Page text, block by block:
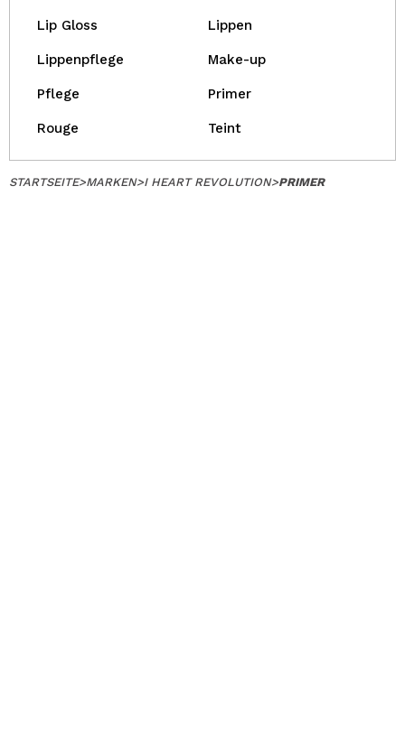
Lip Gloss Lippen
Lippenpflege Make-up
Pflege Primer
Rouge Teint
STARTSEITE>MARKEN>I HEART REVOLUTION>PRIMER